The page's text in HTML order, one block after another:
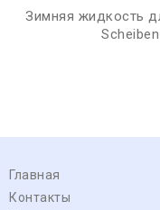
Зимняя жидкость
Главная
Контакты